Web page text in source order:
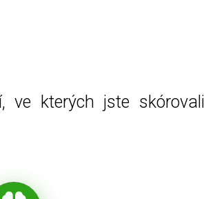
ve kterých jste skórovali